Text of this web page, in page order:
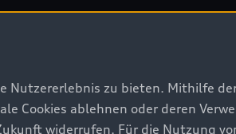
Nutzererlebnis zu bieten. Mithilfe
Cookies ablehnen oder deren
widerrufen. Für die Nutzung